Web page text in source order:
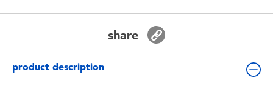
Summer
share
product description